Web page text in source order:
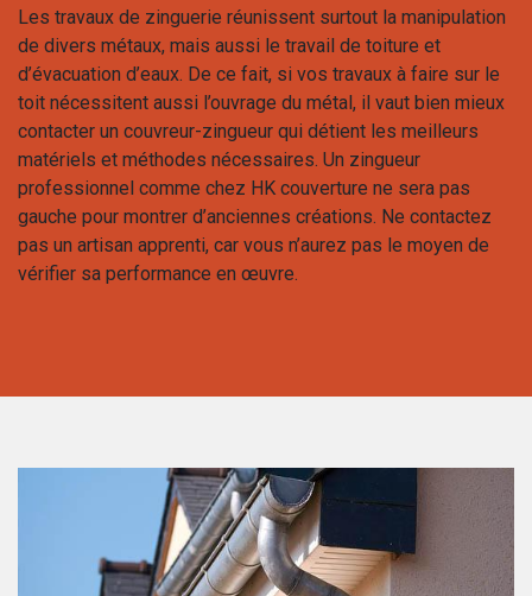
Les travaux de zinguerie réunissent surtout la manipulation
de divers métaux, mais aussi le travail de toiture et
d’évacuation d’eaux. De ce fait, si vos travaux à faire sur le
toit nécessitent aussi l’ouvrage du métal, il vaut bien mieux
contacter un couvreur-zingueur qui détient les meilleurs
matériels et méthodes nécessaires. Un zingueur
professionnel comme chez HK couverture ne sera pas
gauche pour montrer d’anciennes créations. Ne contactez
pas un artisan apprenti, car vous n’aurez pas le moyen de
vérifier sa performance en œuvre.